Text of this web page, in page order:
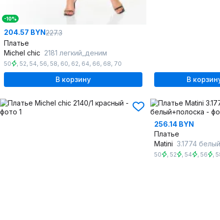
-10%
204.57 BYN227.3
Платье
Michel chic 2181 легкий_деним
50 , 52, 54, 56, 58, 60, 62, 64, 66, 68, 70
В корзину В
256.14 BYN
Платье
Matini 3.1774
50 , 52 , 54 , 56 ,